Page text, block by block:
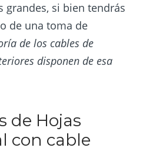
grandes, si bien tendrás
de una toma de
de los cables de
disponen de esa
de Hojas
con cable